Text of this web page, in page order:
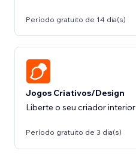
Período gratuito de 14 dia(s)
Jogos Criativos/Design
Liberte o seu criador interior
Período gratuito de 3 dia(s)